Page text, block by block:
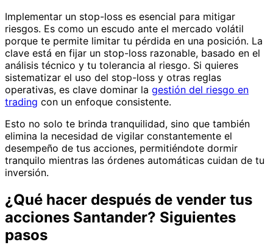
Implementar un stop-loss es esencial para mitigar
riesgos. Es como un escudo ante el mercado volátil
porque te permite limitar tu pérdida en una posición. La
clave está en fijar un stop-loss razonable, basado en el
análisis técnico y tu tolerancia al riesgo. Si quieres
sistematizar el uso del stop-loss y otras reglas
operativas, es clave dominar la gestión del riesgo en
trading con un enfoque consistente.
Esto no solo te brinda tranquilidad, sino que también
elimina la necesidad de vigilar constantemente el
desempeño de tus acciones, permitiéndote dormir
tranquilo mientras las órdenes automáticas cuidan de tu
inversión.
¿Qué hacer después de vender tus
acciones Santander? Siguientes
pasos